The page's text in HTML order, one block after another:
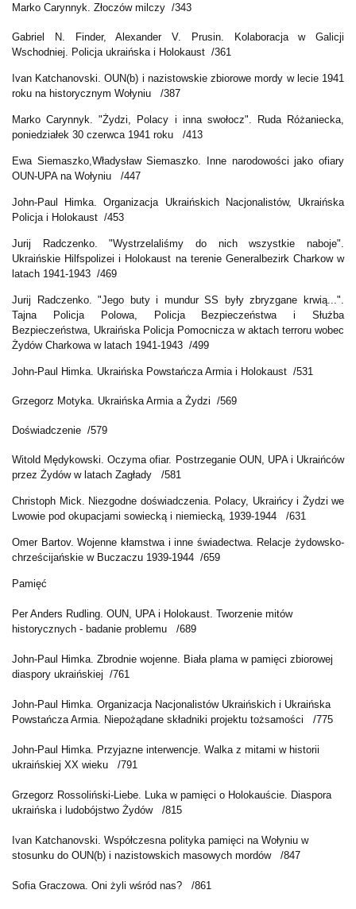
Marko Carynnyk. Złoczów milczy /343
Gabriel N. Finder, Alexander V. Prusin. Kolaboracja w Galicji
Wschodniej. Policja ukraińska i Holokaust /361
Ivan Katchanovski. OUN(b) i nazistowskie zbiorowe mordy w lecie 1941
roku na historycznym Wołyniu /387
Marko Carynnyk. "Żydzi, Polacy i inna swołocz". Ruda Różaniecka,
poniedziałek 30 czerwca 1941 roku /413
Ewa Siemaszko,Władysław Siemaszko. Inne narodowości jako ofiary
OUN-UPA na Wołyniu /447
John-Paul Himka. Organizacja Ukraińskich Nacjonalistów, Ukraińska
Policja i Holokaust /453
Jurij Radczenko. "Wystrzelaliśmy do nich wszystkie naboje".
Ukraińskie Hilfspolizei i Holokaust na terenie Generalbezirk Charkow w
latach 1941-1943 /469
Jurij Radczenko. "Jego buty i mundur SS były zbryzgane krwią...".
Tajna Policja Polowa, Policja Bezpieczeństwa i Służba
Bezpieczeństwa, Ukraińska Policja Pomocnicza w aktach terroru wobec
Żydów Charkowa w latach 1941-1943 /499
John-Paul Himka. Ukraińska Powstańcza Armia i Holokaust /531
Grzegorz Motyka. Ukraińska Armia a Żydzi /569
Doświadczenie /579
Witold Mędykowski. Oczyma ofiar. Postrzeganie OUN, UPA i Ukraińców
przez Żydów w latach Zagłady /581
Christoph Mick. Niezgodne doświadczenia. Polacy, Ukraińcy i Żydzi we
Lwowie pod okupacjami sowiecką i niemiecką, 1939-1944 /631
Omer Bartov. Wojenne kłamstwa i inne świadectwa. Relacje żydowsko-
chrześcijańskie w Buczaczu 1939-1944 /659
Pamięć
Per Anders Rudling. OUN, UPA i Holokaust. Tworzenie mitów
historycznych - badanie problemu
/689
John-Paul Himka. Zbrodnie wojenne. Biała plama w pamięci zbiorowej
diaspory ukraińskiej /761
John-Paul Himka. Organizacja Nacjonalistów Ukraińskich i Ukraińska
Powstańcza Armia. Niepożądane składniki projektu tożsamości
/775
John-Paul Himka. Przyjazne interwencje. Walka z mitami w historii
ukraińskiej XX wieku
/791
Grzegorz Rossoliński-Liebe. Luka w pamięci o Holokauście. Diaspora
ukraińska i ludobójstwo Żydów
/815
Ivan Katchanovski. Współczesna polityka pamięci na Wołyniu w
stosunku do OUN(b) i nazistowskich masowych mordów
/847
Sofia Graczowa. Oni żyli wśród nas? /861